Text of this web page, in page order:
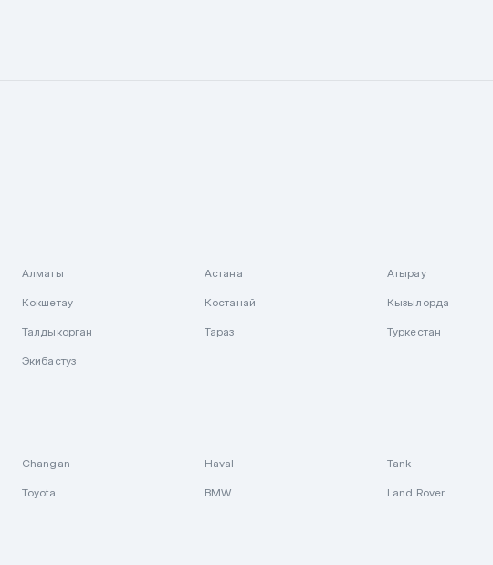
Алматы Астана Атырау
Кокшетау Костанай Кызылорда
Талдыкорган Тараз Туркестан
Экибастуз
Changan Haval Tank
Toyota BMW Land Rover